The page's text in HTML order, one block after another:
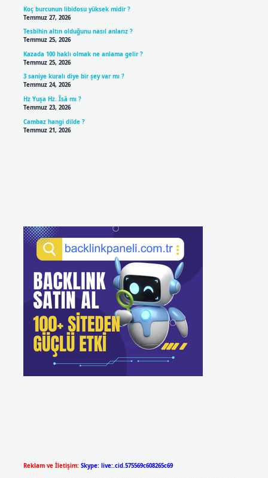
Koç burcunun libidosu yüksek midir ?
Temmuz 27, 2026
Tesbihin altın olduğunu nasıl anlarız ?
Temmuz 25, 2026
Kazada 100 haklı olmak ne anlama gelir ?
Temmuz 25, 2026
3 saniye kuralı diye bir şey var mı ?
Temmuz 24, 2026
Hz Yuşa Hz. Îsâ mı ?
Temmuz 23, 2026
Cambaz hangi dilde ?
Temmuz 21, 2026
Reklam ve İletişim: Skype: live:.cid.575569c608265c69